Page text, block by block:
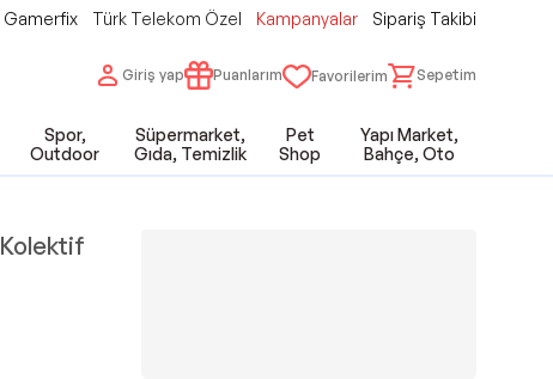
Gamerfix Türk Telekom Özel Kampanyalar Sipariş Takibi
Giriş yap Puanlarım Favorilerim Sepetim
Spor,
Outdoor
Süpermarket,
Gıda, Temizlik
Pet
Shop
Yapı Market,
Bahçe, Oto
Kolektif